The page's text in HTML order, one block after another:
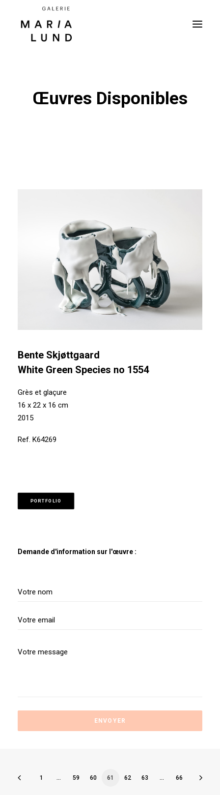
Œuvres Disponibles
Bente Skjøttgaard
White Green Species no 1554
Grès et glaçure
16 x 22 x 16 cm
2015
Ref. K64269
PORTFOLIO
Demande d'information sur l'œuvre :
1 … 59 60 61 62 63 … 66